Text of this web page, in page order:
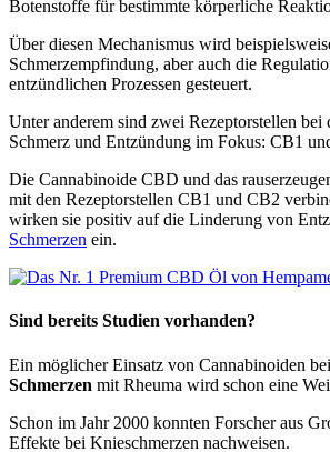
Botenstoffe für bestimmte körperliche
Über diesen Mechanismus wird
Schmerzempfindung, aber auch die
entzündlichen Prozessen gesteuert.
Unter anderem sind zwei Rezeptorstellen bei
Schmerz und Entzündung im Fokus: CB1
Die Cannabinoide CBD und das
mit den Rezeptorstellen CB1 und CB2
wirken sie positiv auf die Linderung von
Schmerzen ein.
Sind bereits Studien vorhanden?
Ein möglicher Einsatz von Cannabinoiden bei
Schmerzen mit Rheuma wird schon eine
Schon im Jahr 2000 konnten Forscher aus
Effekte bei Knieschmerzen nachweisen.